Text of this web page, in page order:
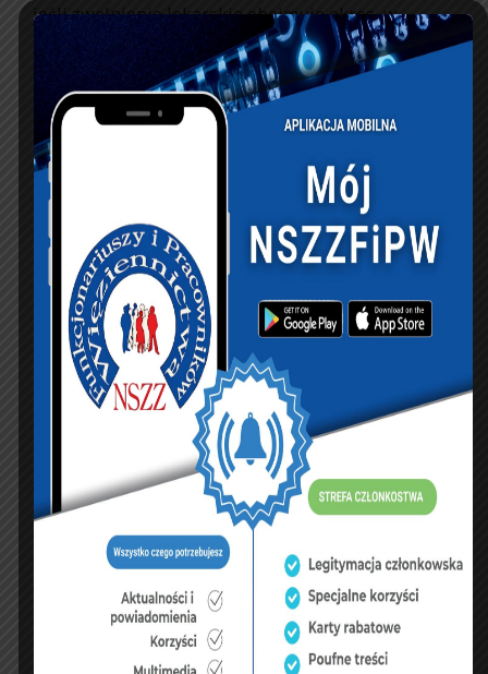
jeśli zwolnienie lekarskie obejmuje okres, w
którym mundurowy jest zwolniony od zajęć
służbowych z powodu “stwierdzenia zakażenia lub
zachorowania na chorobę, o której mowa w
przepisach o zapobieganiu oraz zwalczaniu
zakażeń i chorób zakaźnych u ludzi, przy czym
stwierdzenie zakażenia lub zachorowanie powstało
w związku z wykonywaniem zadań służbowych w
okresie ogłoszenia stanu zagrożenia
epidemicznego lub stanu epidemii z powodu tej
choroby” zachowa on prawo do 100 proc.
uposażenia. Takie prawo przysługuje też
mundurowym w sytuacji powstałej “na skutek
podlegania obowiązkowej kwarantannie, izolacji
lub izolacji w warunkach domowych, o których
mowa w przepisach o zapobieganiu oraz
zwalczaniu zakażeń i chorób zakaźnych u ludzi,
jeżeli podleganie tej kwarantannie lub izolacji
powstało w związku z wykonywaniem zadań
służbowych w okresie ogłoszenia stanu zagrożenia
epidemicznego lub stanu epidemii z powodu tej
choroby”. By móc skorzystać z nowych rozwiązań,
konieczne będzie jednak pisemne potwierdzenie
od przełożonego dotyczące wykonywania zadań
służbowych, czyli mówiąc wprost potwierdzenie czy